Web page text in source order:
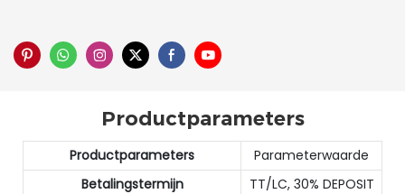
Productparameters
Productparameters
Parameterwaarde
Betalingstermijn
TT/LC, 30% DEPOSIT